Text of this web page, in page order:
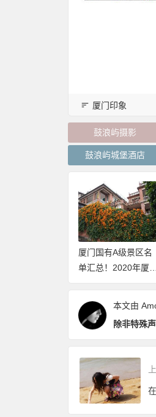
厦门印象
鼓浪屿摄影
鼓浪屿城堡酒店
厦门国有A级景区名
单汇总！2020年厦门
这些景点免费开放
本文由
除非特殊